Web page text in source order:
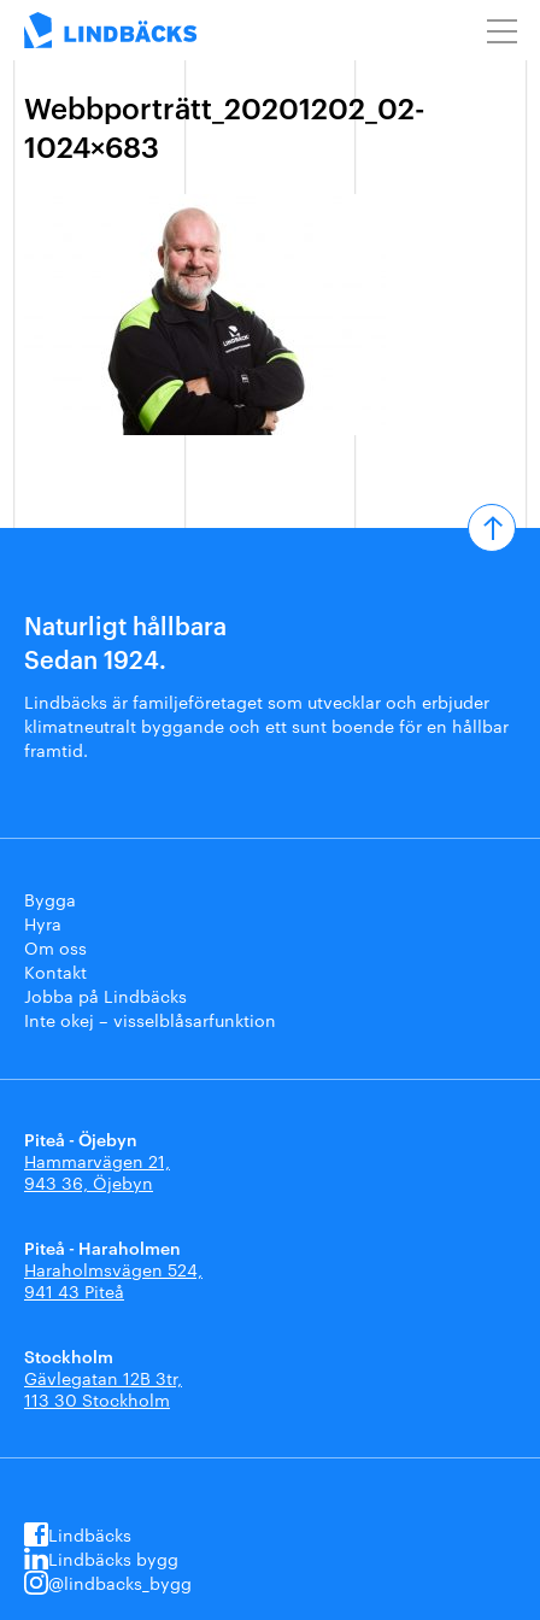
Webbporträtt_20201202_02-
1024×683
Naturligt hållbara
Sedan 1924.
Lindbäcks är familjeföretaget som utvecklar och erbjuder
klimatneutralt byggande och ett sunt boende för en hållbar
framtid.
Bygga
Hyra
Om oss
Kontakt
Jobba på Lindbäcks
Inte okej – visselblåsarfunktion
Piteå - Öjebyn
Hammarvägen 21,
943 36, Öjebyn
Piteå - Haraholmen
Haraholmsvägen 524,
941 43 Piteå
Stockholm
Gävlegatan 12B 3tr,
113 30 Stockholm
Lindbäcks
Lindbäcks bygg
@lindbacks_bygg